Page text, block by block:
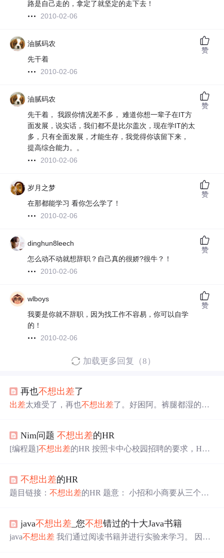
路是自己走的，拿定了就坚定的走下去！
2010-02-06
油腻码农
先干着
2010-02-06
赞
油腻码农
先干着， 我跟你情况差不多， 难道你想一辈子在IT方
面发展，说实话，我们都不是比尔盖次，现在学IT的太
多，只有全面发展，才能生存，我觉得你该留下来，
提高综合能力。。
2010-02-06
赞
岁月之梦
在那都能学习 看你怎么学了！
2010-02-06
赞
dinghun8leech
怎么动不动就想辞职？自己真的很娇?很牛？！
2010-02-06
赞
wlboys
我要是你就不辞职，因为找工作不容易，你可以自学
的！
2010-02-06
赞
加载更多回复（8）
再也不想出差了
出差太难受了，再也不想出差了。好困阿。裤腿都湿的粘
有电话。总之闷死了。现在还特别热，一出门就浑身都是
汗。好烦好烦好烦阿。不过没关系，我还是能坚持住 奇怪
Nim问题不想出差的HR
[编程题]不想出差的HR 按照卡中心校园招聘的要求，HR
室选择面试官：每次至少选择一位，至多选择该科室剩余
面试官数。最先选不到面试官的HR需要自己出差。 假设H
不需要出差，请给出第一步的最优策略。...
不想出差的HR
题目链接：不想出差的HR 题意： 小招和小商要从三个科
优策略时，小招获胜情况(失败直接输出1，获胜输出第一
步策略) 分析： 这是典型的Nim游戏，记p = s[0]^s[1]…s[n-
java不想出差 _您不想错过的十大Java书籍
java不想出差 我们通过阅读书籍并进行实验来学习。 因